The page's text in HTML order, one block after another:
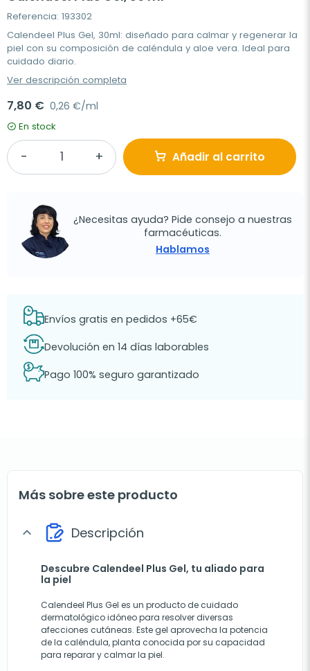
Referencia: 193302
Calendeel Plus Gel, 30ml: diseñado para calmar y regenerar la
piel con su composición de caléndula y aloe vera. Ideal para
cuidado diario.
Ver descripción completa
7,80 € 0,26 €/ml
En stock
Añadir al carrito
¿Necesitas ayuda? Pide consejo a nuestras
farmacéuticas.
Hablamos
Envíos gratis en pedidos +65€
Devolución en 14 días laborables
Pago 100% seguro garantizado
Más sobre este producto
expand_more Descripción
Descubre Calendeel Plus Gel, tu aliado para
la piel
Calendeel Plus Gel es un producto de cuidado
dermatológico idóneo para resolver diversas
afecciones cutáneas. Este gel aprovecha la potencia
de la caléndula, planta conocida por su capacidad
para reparar y calmar la piel.